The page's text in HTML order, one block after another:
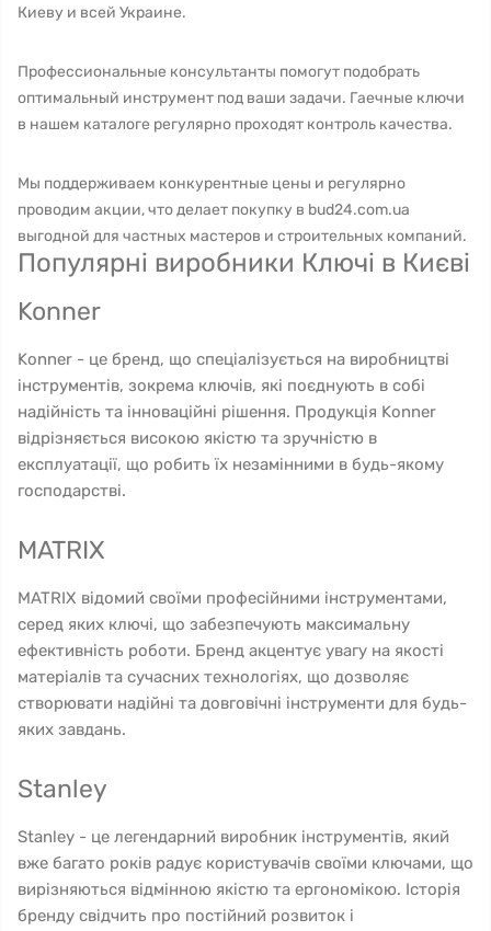
Киеву и всей Украине.
Профессиональные консультанты помогут подобрать
оптимальный инструмент под ваши задачи. Гаечные ключи
в нашем каталоге регулярно проходят контроль качества.
Мы поддерживаем конкурентные цены и регулярно
проводим акции, что делает покупку в bud24.com.ua
выгодной для частных мастеров и строительных компаний.
Популярні виробники Ключі в Києві
Konner
Konner - це бренд, що спеціалізується на виробництві
інструментів, зокрема ключів, які поєднують в собі
надійність та інноваційні рішення. Продукція Konner
відрізняється високою якістю та зручністю в
експлуатації, що робить їх незамінними в будь-якому
господарстві.
MATRIX
MATRIX відомий своїми професійними інструментами,
серед яких ключі, що забезпечують максимальну
ефективність роботи. Бренд акцентує увагу на якості
матеріалів та сучасних технологіях, що дозволяє
створювати надійні та довговічні інструменти для будь-
яких завдань.
Stanley
Stanley - це легендарний виробник інструментів, який
вже багато років радує користувачів своїми ключами, що
вирізняються відмінною якістю та ергономікою. Історія
бренду свідчить про постійний розвиток і